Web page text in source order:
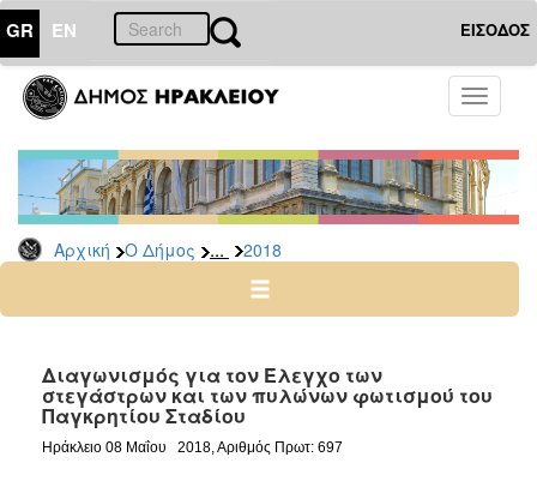
GR EN ΕΙΣΟΔΟΣ
Toggle
Αρχική Ο Δήμος ... 2018
ΔΗΜΟΣ
Διακηρύξεις
-
Δημοπρασίες
Αρχείο
2025
2023
2022
2021
Διαγωνισμός για τον Έλεγχο των
στεγάστρων και των πυλώνων φωτισμού του
Παγκρητίου Σταδίου
Ηράκλειο 08 Μαΐου 2018, Αριθμός Πρωτ: 697